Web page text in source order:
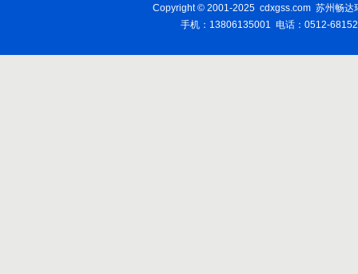
Copyright © 2001-2025 cdxgss.com 苏州畅达
手机：13806135001 电话：0512-